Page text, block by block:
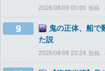
2026/08/09 00:00
9
鬼の正体、船で
た説
2026/08/06 23:24